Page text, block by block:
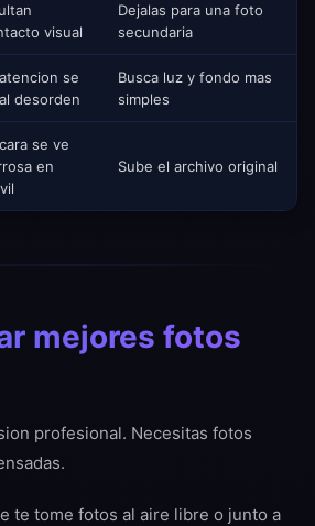
visual
Dejalas para una foto
secundaria
se
desorden
Busca luz y fondo mas
simples
se ve
en
Sube el archivo original
mejores fotos
profesional. Necesitas fotos
te tome fotos al aire libre o junto a